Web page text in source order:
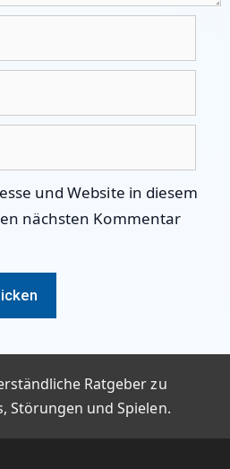
und Website in diesem
nächsten Kommentar
Ratgeber zu
Störungen und Spielen.